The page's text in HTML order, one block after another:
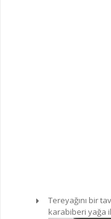
Tereyağını bir
karabiberi yağa